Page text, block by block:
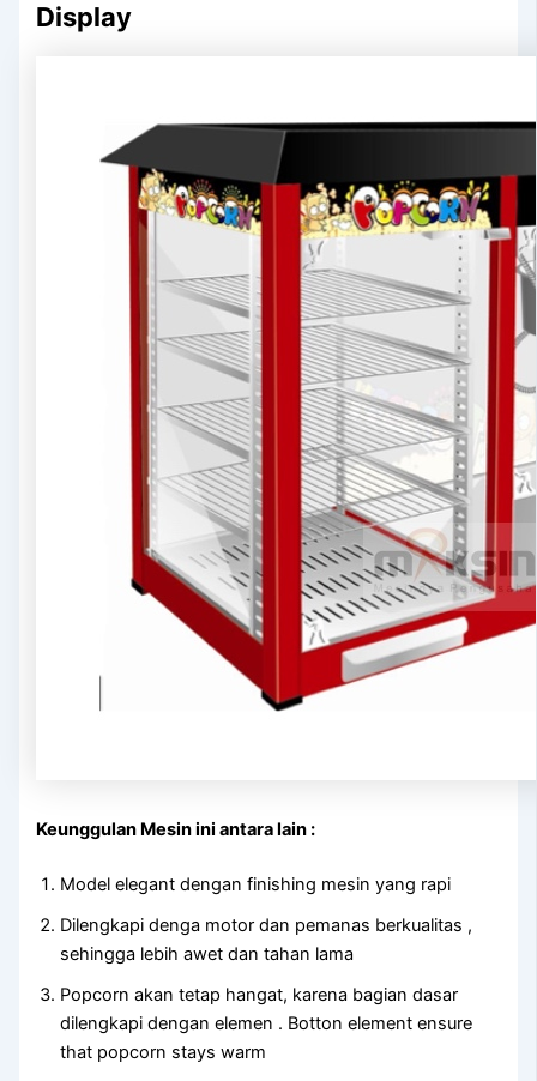
Display
Keunggulan Mesin ini antara lain :
Model elegant dengan finishing mesin yang rapi
Dilengkapi denga motor dan pemanas berkualitas ,
sehingga lebih awet dan tahan lama
Popcorn akan tetap hangat, karena bagian dasar
dilengkapi dengan elemen . Botton element ensure
that popcorn stays warm